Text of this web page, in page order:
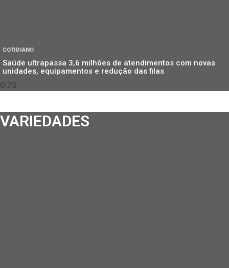
COTIDIANO
Saúde ultrapassa 3,6 milhões de atendimentos com novas
unidades, equipamentos e redução das filas
VARIEDADES